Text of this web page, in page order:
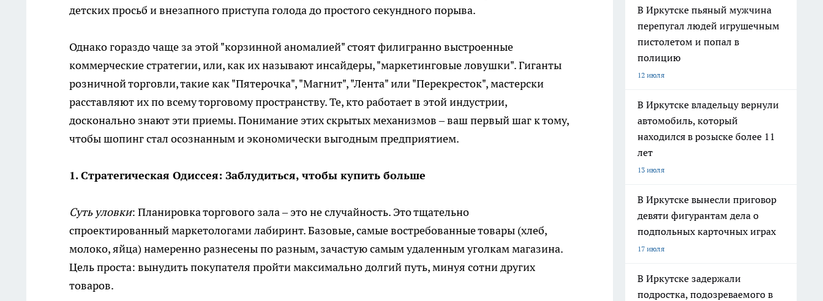
детских просьб и внезапного приступа голода до простого секундного порыва.
Однако гораздо чаще за этой "корзинной аномалией" стоят филигранно выстроенные
коммерческие стратегии, или, как их называют инсайдеры, "маркетинговые ловушки". Гиганты
розничной торговли, такие как "Пятерочка", "Магнит", "Лента" или "Перекресток", мастерски
расставляют их по всему торговому пространству. Те, кто работает в этой индустрии,
досконально знают эти приемы. Понимание этих скрытых механизмов – ваш первый шаг к тому,
чтобы шопинг стал осознанным и экономически выгодным предприятием.
1. Стратегическая Одиссея: Заблудиться, чтобы купить больше
Суть уловки: Планировка торгового зала – это не случайность. Это тщательно
спроектированный маркетологами лабиринт. Базовые, самые востребованные товары (хлеб,
молоко, яйца) намеренно разнесены по разным, зачастую самым удаленным уголкам магазина.
Цель проста: вынудить покупателя пройти максимально долгий путь, минуя сотни других
товаров.
В Иркутске пьяный мужчина
перепугал людей игрушечным
пистолетом и попал в
полицию
12 июля
В Иркутске владельцу вернули
автомобиль, который
находился в розыске более 11
лет
13 июля
В Иркутске вынесли приговор
девяти фигурантам дела о
подпольных карточных играх
17 июля
В Иркутске задержали
подростка, подозреваемого в